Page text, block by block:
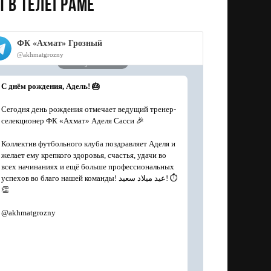
телеграме